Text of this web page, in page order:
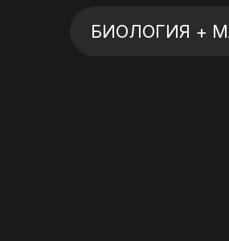
БИОЛОГИЯ +